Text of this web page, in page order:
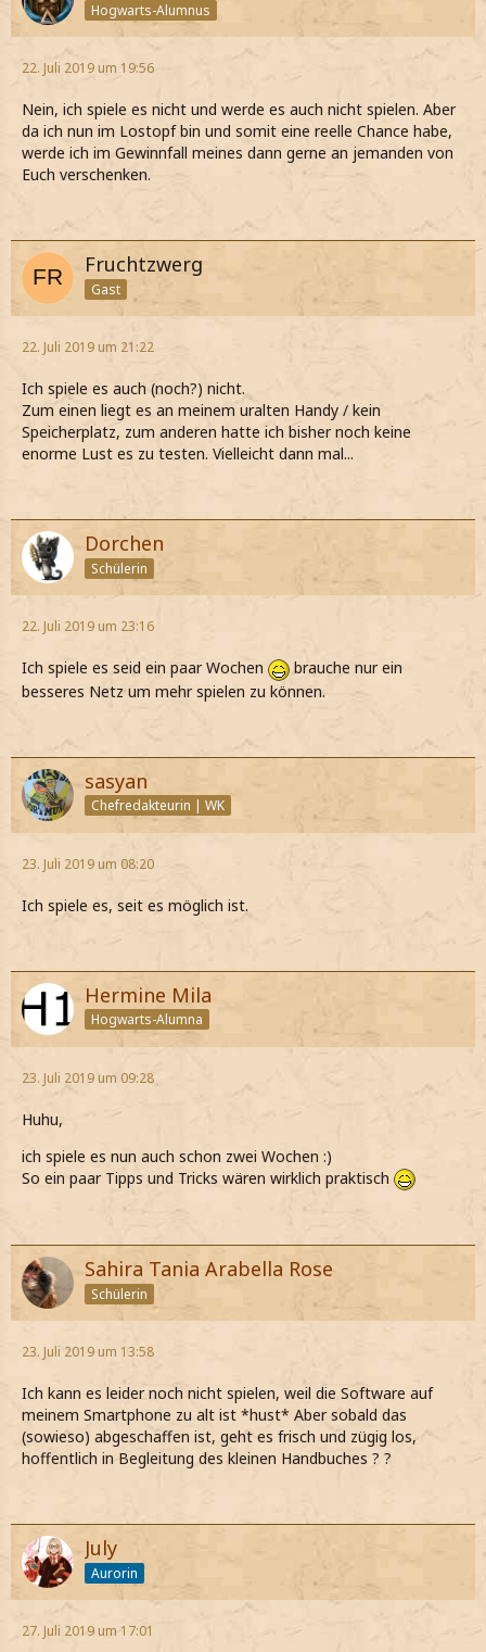
Hogwarts-Alumnus
22. Juli 2019 um 19:56
Nein, ich spiele es nicht und werde es auch nicht spielen. Aber
da ich nun im Lostopf bin und somit eine reelle Chance habe,
werde ich im Gewinnfall meines dann gerne an jemanden von
Euch verschenken.
Fruchtzwerg
Gast
22. Juli 2019 um 21:22
Ich spiele es auch (noch?) nicht.
Zum einen liegt es an meinem uralten Handy / kein
Speicherplatz, zum anderen hatte ich bisher noch keine
enorme Lust es zu testen. Vielleicht dann mal...
Dorchen
Schülerin
22. Juli 2019 um 23:16
Ich spiele es seid ein paar Wochen
brauche nur ein
besseres Netz um mehr spielen zu können.
sasyan
Chefredakteurin | WK
23. Juli 2019 um 08:20
Ich spiele es, seit es möglich ist.
Hermine Mila
Hogwarts-Alumna
23. Juli 2019 um 09:28
Huhu,
ich spiele es nun auch schon zwei Wochen :)
So ein paar Tipps und Tricks wären wirklich praktisch
Sahira Tania Arabella Rose
Schülerin
23. Juli 2019 um 13:58
Ich kann es leider noch nicht spielen, weil die Software auf
meinem Smartphone zu alt ist *hust* Aber sobald das
(sowieso) abgeschaffen ist, geht es frisch und zügig los,
hoffentlich in Begleitung des kleinen Handbuches ? ?
July
Aurorin
27. Juli 2019 um 17:01